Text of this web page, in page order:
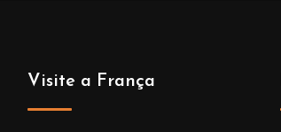
Visite a França